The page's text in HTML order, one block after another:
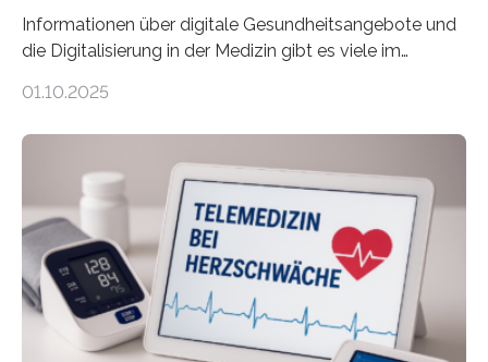
Informationen über digitale Gesundheitsangebote und
die Digitalisierung in der Medizin gibt es viele im
seriösen und wissenschaftlich abgesicherten Inhalten?
Forscherinnen der Technischen Universität Dresden
(TUD) richtet sich das Portal sowohl an Patientinnen
und Patienten, aber ebenso an medizinisches
Fachpersonal. Für all diese Zielgruppen bietet sie
speziell zugeschnittene Informationen, um deren
digitale Gesundheitskompetenz zu steigern. MiHUBx ist
01.10.2025